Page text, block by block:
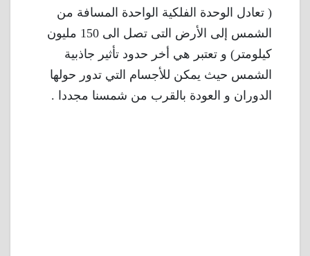
( تعادل الوحدة الفلكية الواحدة المسافة من
الشمس إلى الأرض التى تصل الى 150 مليون
كيلومتر) و تعتبر هي أخر حدود تأثير جاذبية
الشمس حيث يمكن للأجسام التي تدور حولها
الدوران و العودة بالقرب من شمسنا مجددا .